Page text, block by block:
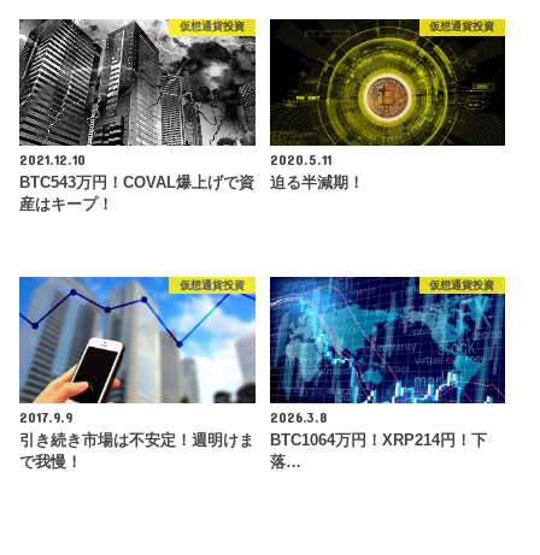
仮想通貨投資
2021.12.10
BTC543万円！COVAL爆上げで資
産はキープ！
仮想通貨投資
2020.5.11
迫る半減期！
仮想通貨投資
2017.9.9
引き続き市場は不安定！週明けま
で我慢！
仮想通貨投資
2026.3.8
BTC1064万円！XRP214円！下
落…